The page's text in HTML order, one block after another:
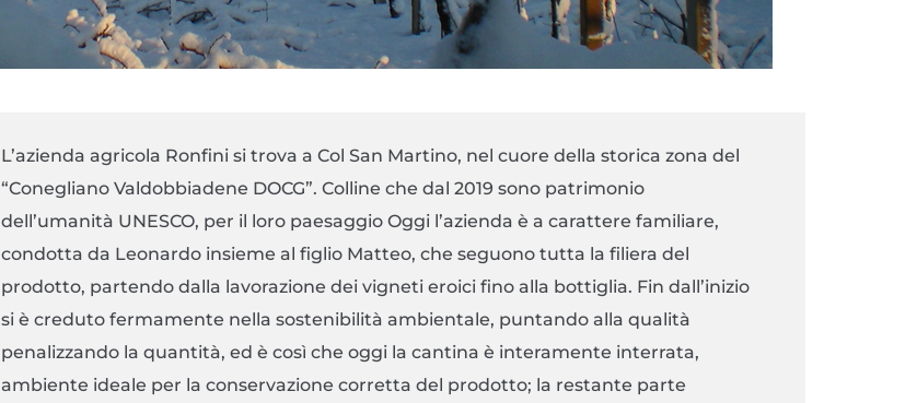
L’azienda agricola Ronfini si trova a Col San Martino, nel cuore della storica zona del
“Conegliano Valdobbiadene DOCG”. Colline che dal 2019 sono patrimonio
dell’umanità UNESCO, per il loro paesaggio Oggi l’azienda è a carattere familiare,
condotta da Leonardo insieme al figlio Matteo, che seguono tutta la filiera del
prodotto, partendo dalla lavorazione dei vigneti eroici fino alla bottiglia. Fin dall’inizio
si è creduto fermamente nella sostenibilità ambientale, puntando alla qualità
penalizzando la quantità, ed è così che oggi la cantina è interamente interrata,
ambiente ideale per la conservazione corretta del prodotto; la restante parte